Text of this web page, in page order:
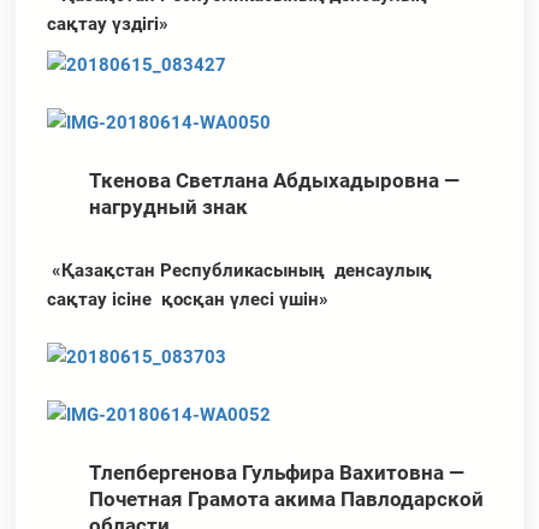
сақтау үздігі»
Ткенова Светлана Абдыхадыровна —
нагрудный знак
«Қазақстан Республикасының денсаулық
сақтау ісіне қосқан үлесі үшін»
Тлепбергенова Гульфира Вахитовна —
Почетная Грамота акима Павлодарской